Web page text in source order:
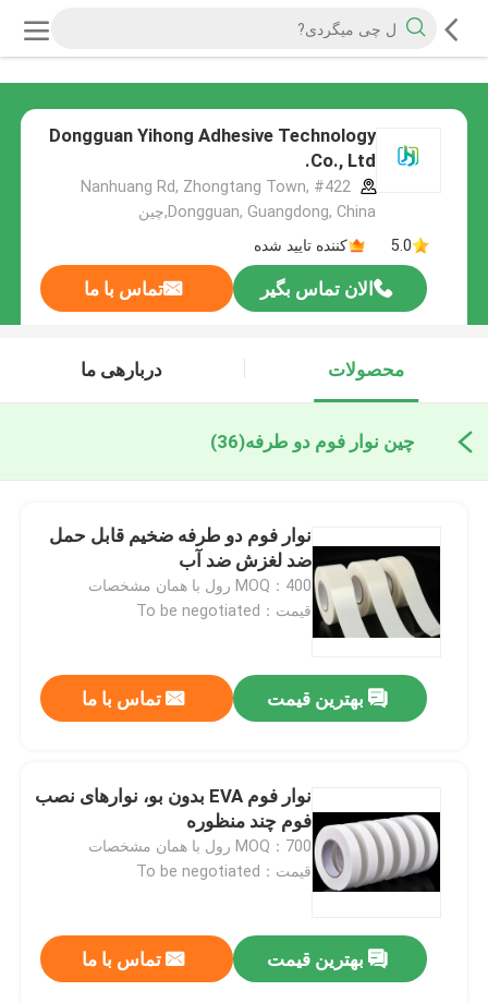
Dongguan Yihong Adhesive Technology
Co., Ltd.
#422 Nanhuang Rd, Zhongtang Town,
Dongguan, Guangdong, China,چین
5.0
کننده تایید شده
الان تماس بگیر تماس با ما
محصولات دربارهی ما
چین نوار فوم دو طرفه(36)
نوار فوم دو طرفه ضخیم قابل حمل
ضد لغزش ضد آب
MOQ：400 رول با همان مشخصات
قیمت：To be negotiated
بهترین قیمت تماس با ما
نوار فوم EVA بدون بو، نوارهای نصب
فوم چند منظوره
MOQ：700 رول با همان مشخصات
قیمت：To be negotiated
بهترین قیمت تماس با ما